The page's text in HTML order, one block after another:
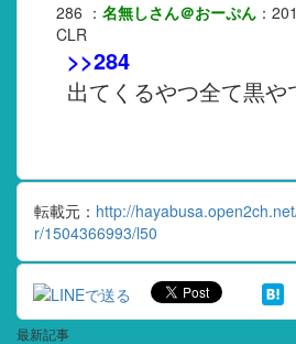
286 ： 名無しさん＠おーぷん ：
CLR
>>284
出てくるやつ全て黒や
転載元： http://
r/1504366993/l50
最新記事